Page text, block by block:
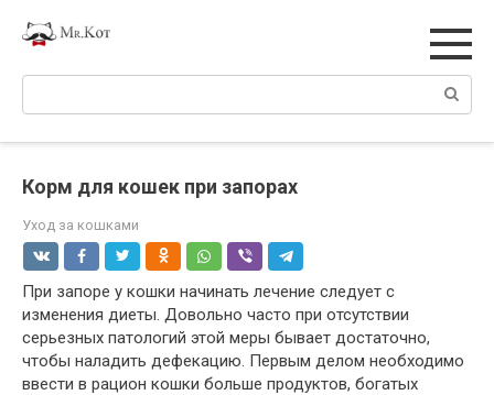
Поиск:
Корм для кошек при запорах
Уход за кошками
При запоре у кошки начинать лечение следует с
изменения диеты. Довольно часто при отсутствии
серьезных патологий этой меры бывает достаточно,
чтобы наладить дефекацию. Первым делом необходимо
ввести в рацион кошки больше продуктов, богатых